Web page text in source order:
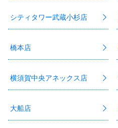
シティタワー武蔵小杉店
橋本店
横須賀中央アネックス店
大船店